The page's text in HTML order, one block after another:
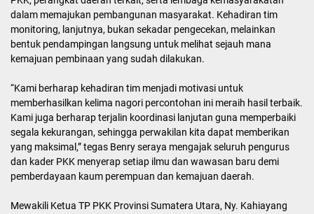
dalam memajukan pembangunan masyarakat. Kehadiran tim
monitoring, lanjutnya, bukan sekadar pengecekan, melainkan
bentuk pendampingan langsung untuk melihat sejauh mana
kemajuan pembinaan yang sudah dilakukan.
“Kami berharap kehadiran tim menjadi motivasi untuk
memberhasilkan kelima nagori percontohan ini meraih hasil terbaik.
Kami juga berharap terjalin koordinasi lanjutan guna memperbaiki
segala kekurangan, sehingga perwakilan kita dapat memberikan
yang maksimal,” tegas Benry seraya mengajak seluruh pengurus
dan kader PKK menyerap setiap ilmu dan wawasan baru demi
pemberdayaan kaum perempuan dan kemajuan daerah.
Mewakili Ketua TP PKK Provinsi Sumatera Utara, Ny. Kahiayang